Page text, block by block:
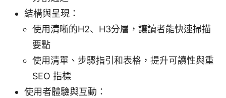
結構與呈現：
使用清晰的H2、H3分層，讓讀者能快速掃描
要點
使用清單、步驟指引和表格，提升可讀性與重
SEO 指標
使用者體驗與互動：